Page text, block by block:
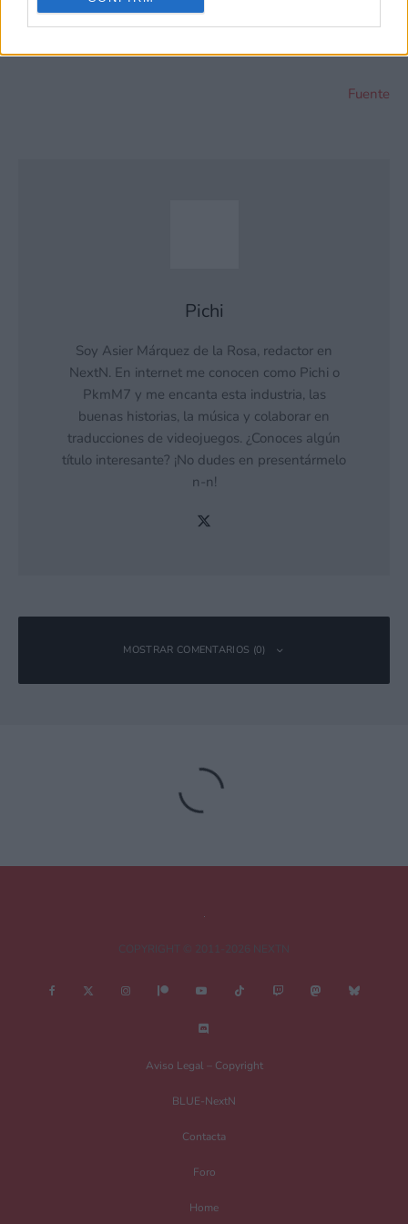
Fuente
Pichi
Soy Asier Márquez de la Rosa, redactor en
NextN. En internet me conocen como Pichi o
PkmM7 y me encanta esta industria, las
buenas historias, la música y colaborar en
traducciones de videojuegos. ¿Conoces algún
título interesante? ¡No dudes en presentármelo
n-n!
MOSTRAR COMENTARIOS (0)
Tu dirección de correo electrónico no será publicada.
obligatorios están marcados con*
Guarda mi nombre, correo electrónico y web en este navegador para la
Aviso Legal – Copyright
BLUE-NextN
Contacta
Foro
Home